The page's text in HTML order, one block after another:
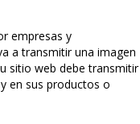
empresas y
a transmitir una imagen
sitio web debe transmitir
en sus productos o